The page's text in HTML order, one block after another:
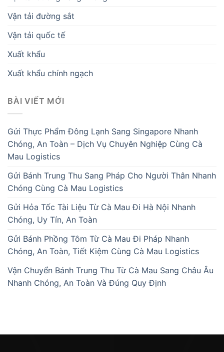
Vận tải đường sắt
Vận tải quốc tế
Xuất khẩu
Xuất khẩu chính ngạch
BÀI VIẾT MỚI
Gửi Thực Phẩm Đông Lạnh Sang Singapore Nhanh
Chóng, An Toàn – Dịch Vụ Chuyên Nghiệp Cùng Cà
Mau Logistics
Gửi Bánh Trung Thu Sang Pháp Cho Người Thân Nhanh
Chóng Cùng Cà Mau Logistics
Gửi Hỏa Tốc Tài Liệu Từ Cà Mau Đi Hà Nội Nhanh
Chóng, Uy Tín, An Toàn
Gửi Bánh Phồng Tôm Từ Cà Mau Đi Pháp Nhanh
Chóng, An Toàn, Tiết Kiệm Cùng Cà Mau Logistics
Vận Chuyển Bánh Trung Thu Từ Cà Mau Sang Châu Âu
Nhanh Chóng, An Toàn Và Đúng Quy Định